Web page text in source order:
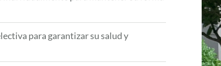
para garantizar su salud y